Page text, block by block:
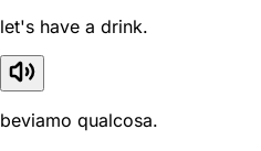
let's have a drink.
beviamo qualcosa.